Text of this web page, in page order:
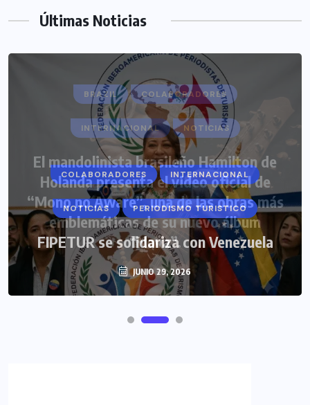
Últimas Noticias
COLABORADORES INTERNACIONAL
NOTICIAS PERIODISMO TURISTICO
FIPETUR se solidariza con Venezuela
JUNIO 29, 2026